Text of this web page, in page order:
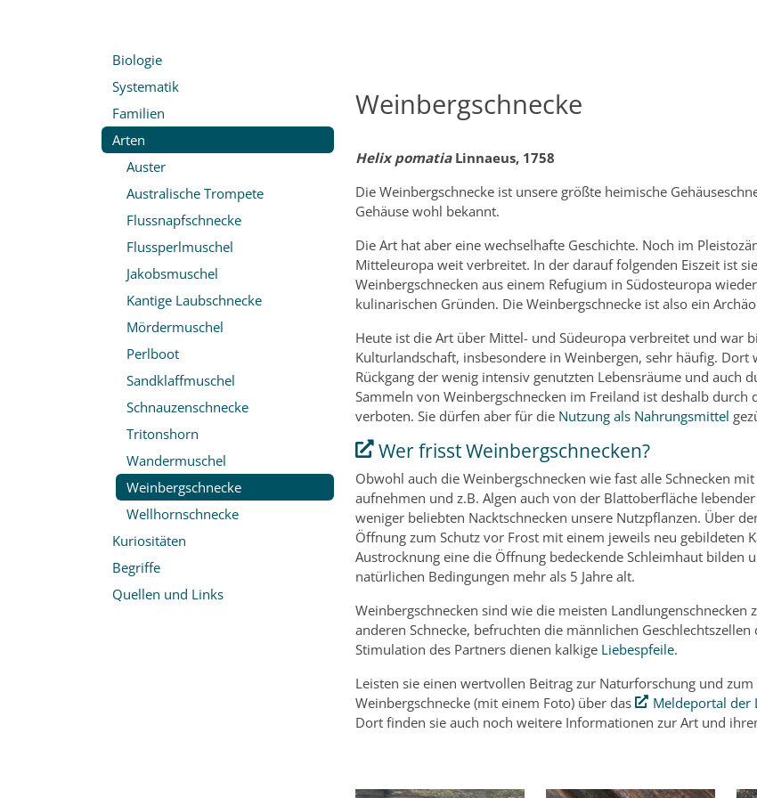
Weinbergschnecke
Helix pomatia Linnaeus, 1758
Die Weinbergschnecke ist unsere größte heimische
Gehäuse wohl bekannt.
Die Art hat aber eine wechselhafte Geschichte. Noch im
Mitteleuropa weit verbreitet. In der darauf folgenden Eiszeit ist
Weinbergschnecken aus einem Refugium in Südosteuropa
kulinarischen Gründen. Die Weinbergschnecke ist also ein
Heute ist die Art über Mittel- und Südeuropa verbreitet und war
Kulturlandschaft, insbesondere in Weinbergen, sehr häufig.
Rückgang der wenig intensiv genutzten Lebensräume und auch
Sammeln von Weinbergschnecken im Freiland ist deshalb
verboten. Sie dürfen aber für die Nutzung als Nahrungsmittel
Wer frisst Weinbergschnecken?
Obwohl auch die Weinbergschnecken wie fast alle Schnecken
aufnehmen und z.B. Algen auch von der Blattoberfläche
weniger beliebten Nacktschnecken unsere Nutzpflanzen. Über
Öffnung zum Schutz vor Frost mit einem jeweils neu gebildeten
Austrocknung eine die Öffnung bedeckende Schleimhaut bilden
natürlichen Bedingungen mehr als 5 Jahre alt.
Weinbergschnecken sind wie die meisten
anderen Schnecke, befruchten die männlichen
Stimulation des Partners dienen kalkige Liebespfeile.
Leisten sie einen wertvollen Beitrag zur Naturforschung und
Weinbergschnecke (mit einem Foto) über das
Meldeportal der
Dort finden sie auch noch weitere Informationen zur Art und
Biologie
Systematik
Familien
Arten
Auster
Australische Trompete
Flussnapfschnecke
Flussperlmuschel
Jakobsmuschel
Kantige Laubschnecke
Mördermuschel
Perlboot
Sandklaffmuschel
Schnauzenschnecke
Tritonshorn
Wandermuschel
Weinbergschnecke
Wellhornschnecke
Kuriositäten
Begriffe
Quellen und Links